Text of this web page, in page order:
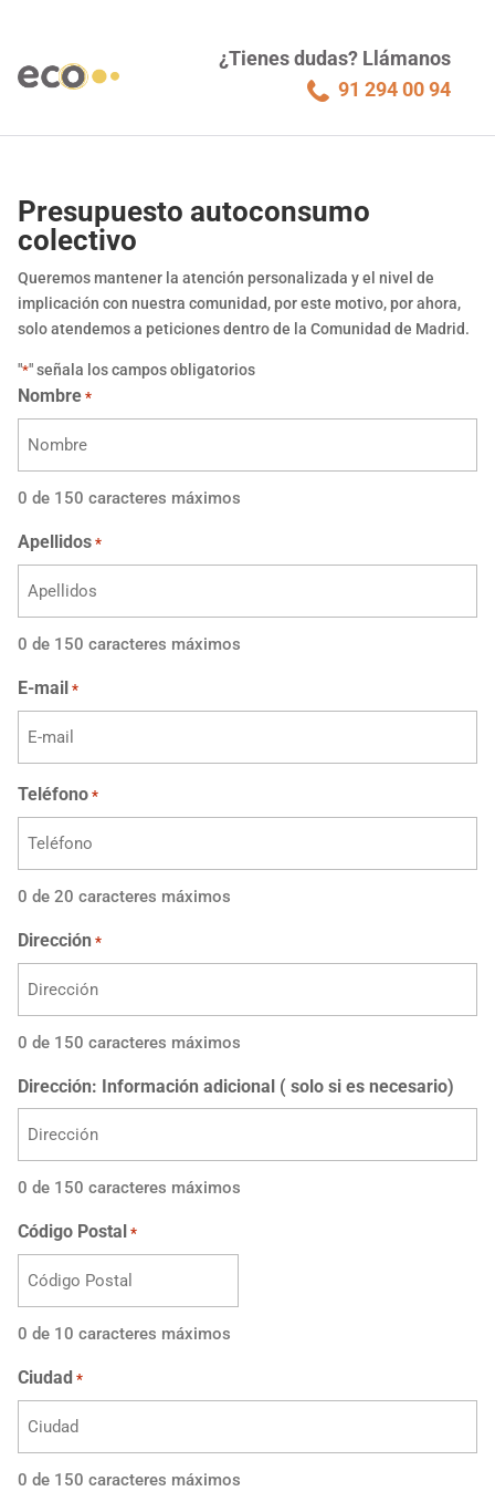
¿Tienes dudas? Llámanos
91 294 00 94
Presupuesto autoconsumo
colectivo
Queremos mantener la atención personalizada y el nivel de
implicación con nuestra comunidad, por este motivo, por ahora,
solo atendemos a peticiones dentro de la Comunidad de Madrid.
"*" señala los campos obligatorios
Nombre *
0 de 150 caracteres máximos
Apellidos *
0 de 150 caracteres máximos
E-mail *
Teléfono *
0 de 20 caracteres máximos
Dirección *
0 de 150 caracteres máximos
Dirección: Información adicional ( solo si es necesario)
0 de 150 caracteres máximos
Código Postal *
0 de 10 caracteres máximos
Ciudad *
0 de 150 caracteres máximos